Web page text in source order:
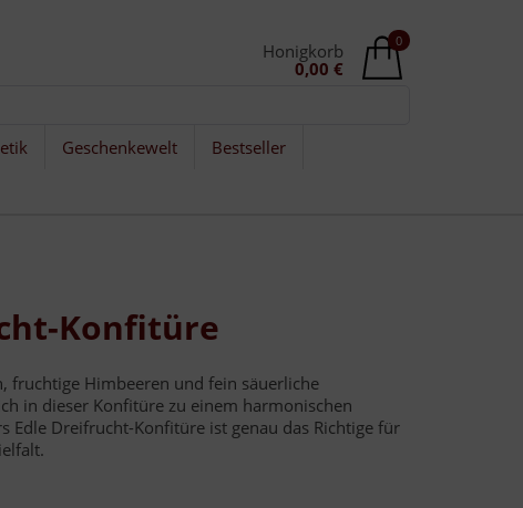
0
Honigkorb
0,00 €
Geschenkewelt
Bestseller
Konfitüre
fruchtige Himbeeren und fein säuerliche
in dieser Konfitüre zu einem harmonischen
Edle Dreifrucht-Konfitüre ist genau das Richtige für